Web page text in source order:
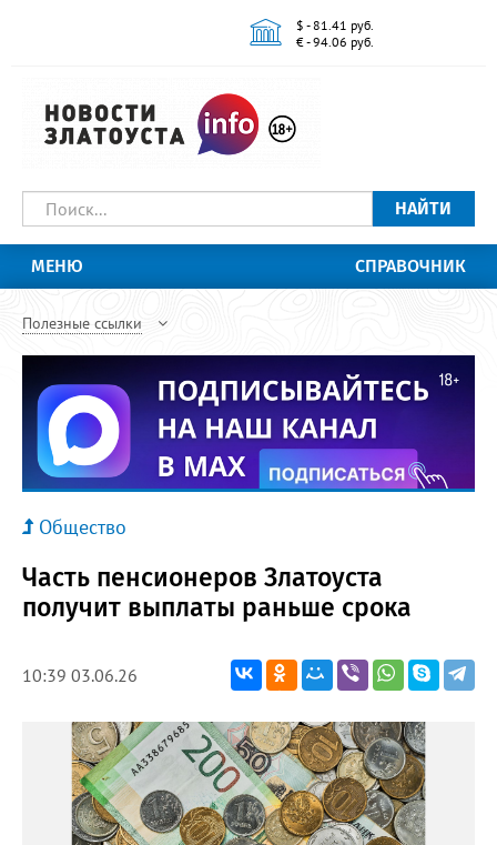
$ - 81.41 руб.
€ - 94.06 руб.
НАЙТИ
МЕНЮ СПРАВОЧНИК
Полезные ссылки
Общество
Часть пенсионеров Златоуста
получит выплаты раньше срока
10:39 03.06.26